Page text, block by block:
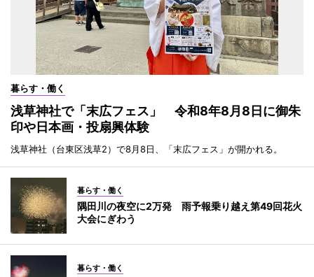
暮らす・働く
浅草神社で「末広フェス」 令和8年8月8日に御朱
印や日本画・投扇興体験
浅草神社（台東区浅草2）で8月8日、「末広フェス」が開かれる。
暮らす・働く
隅田川の夜空に2万発 雨予報乗り越え第49回花火
大会にぎわう
暮らす・働く